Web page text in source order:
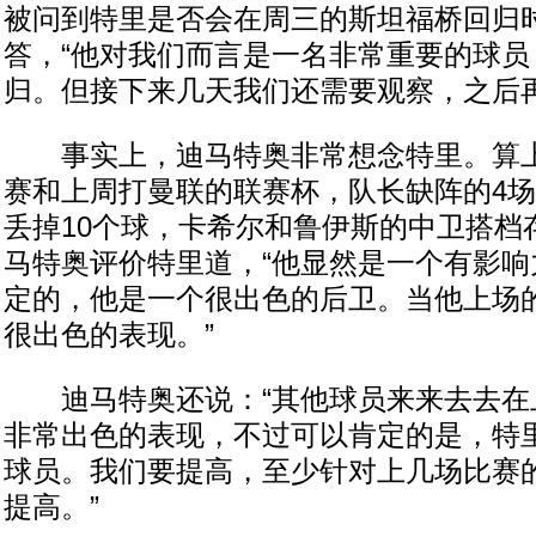
被问到特里是否会在周三的斯坦福桥回归
答，“他对我们而言是一名非常重要的球
归。但接下来几天我们还需要观察，之后
事实上，迪马特奥非常想念特里。算
赛和上周打曼联的联赛杯，队长缺阵的4
丢掉10个球，卡希尔和鲁伊斯的中卫搭档
马特奥评价特里道，“他显然是一个有影
定的，他是一个很出色的后卫。当他上场
很出色的表现。”
迪马特奥还说：“其他球员来来去去在
非常出色的表现，不过可以肯定的是，特
球员。我们要提高，至少针对上几场比赛
提高。”